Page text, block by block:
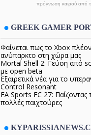
πρόγνωση καιρού από
GREEK GAMER
Φαίνεται πως το Xbox πλέον
ανύπαρκτο στη χώρα μας
Mortal Shell 2: Γεύση από
με open beta
Εξαιρετικά νέα για το
Control Resonant
EA Sports FC 27:
πολλές παιχτούρες